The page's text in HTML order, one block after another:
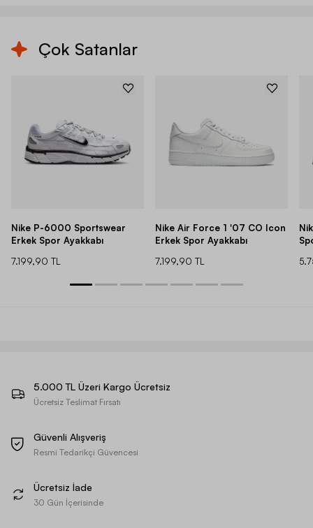
Çok Satanlar
Nike P-6000 Sportswear
Erkek Spor Ayakkabı
7.199,90 TL
Nike Air Force 1 '07 CO Icon
Erkek Spor Ayakkabı
7.199,90 TL
5.000 TL Üzeri Kargo Ücretsiz
Ücretsiz Teslimat Fırsatı
Güvenli Alışveriş
Resmi Tedarikçi Güvencesi
Ücretsiz İade
30 Gün İçerisinde